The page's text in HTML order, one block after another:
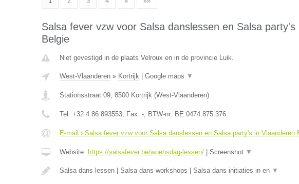
Salsa fever vzw voor Salsa danslessen en Salsa party's
Belgie
Niet gevestigd in de plaats Velroux en in de provincie Luik.
West-Vlaanderen» Kortrijk| Google maps ▼
Stationsstraat 09, 8500 Kortrijk(West-Vlaanderen)
Tel: +32 4 86 893553, Fax: -, BTW-nr: BE 0474.875.376
E-mail › Salsa fever vzw voor Salsa danslessen en Salsa party's in Vlaanderen
Website: https://salsafever.be/woensdag-lessen/| Screenshot ▼
Salsa dans lessen | Salsa dans workshops | Salsa dans initiaties in en ▼